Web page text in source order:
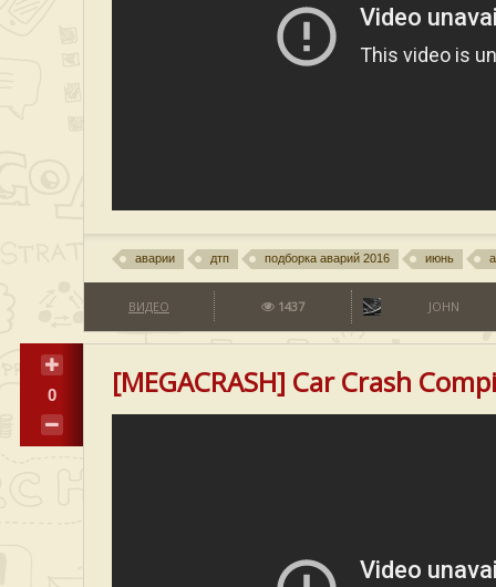
аварии дтп подборка аварий 2016 июнь
ВИДЕО 1437 JOHN
0 [MEGACRASH] Car Crash